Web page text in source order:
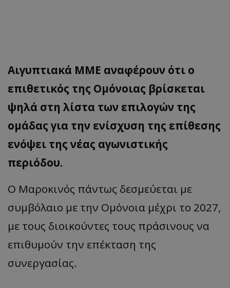
Αιγυπτιακά ΜΜΕ αναφέρουν ότι ο
επιθετικός της Ομόνοιας βρίσκεται
ψηλά στη λίστα των επιλογών της
ομάδας για την ενίσχυση της επίθεσης
ενόψει της νέας αγωνιστικής
περιόδου.
Ο Μαροκινός πάντως δεσμεύεται με
συμβόλαιο με την Ομόνοια μέχρι το 2027,
με τους διοικούντες τους πράσινους να
επιθυμούν την επέκταση της
συνεργασίας.